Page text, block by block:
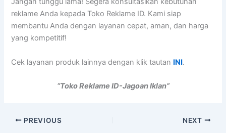
reklame Anda kepada Toko Reklame ID. Kami siap
membantu Anda dengan layanan cepat, aman, dan harga
yang kompetitif!
Cek layanan produk lainnya dengan klik tautan INI.
“Toko Reklame ID-Jagoan Iklan”
PREVIOUS NEXT